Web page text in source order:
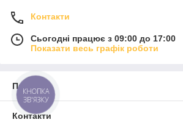
розробки спрямовані на економне
створення максимально
незалежних фермерських систем з
Контакти
Сьогодні працює з 09:00 до 17:00
Показати весь графік роботи
Про нас
Контакти
КНОПКА
ЗВ'ЯЗКУ